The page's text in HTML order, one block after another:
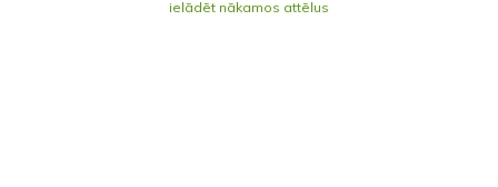
ielādēt nākamos attēlus